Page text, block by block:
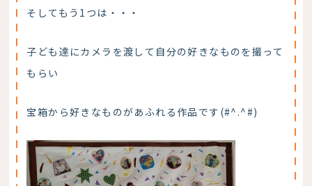
そしてもう1つは・・・
子ども達にカメラを渡して自分の好きなものを撮って
もらい
宝箱から好きなものがあふれる作品です(#^.^#)